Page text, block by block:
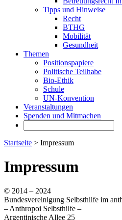
Tipps und Hinweise
Recht
BTHG
Mobilität
Gesundheit
Themen
Positionspapiere
Politische Teilhabe
Bio-Ethik
Schule
UN-Konvention
Veranstaltungen
Spenden und Mitmachen
Startseite > Impressum
Impressum
© 2014 – 2024
Bundesvereinigung Selbsthilfe im
– Anthropoi Selbsthilfe –
Argentinische Allee 25